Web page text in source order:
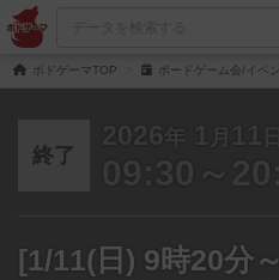
ボドゲーマTOP ボードゲーム会/イベ
終了
2026 年 1 月 11 日
09:30～
[1/11(日) 9時20分